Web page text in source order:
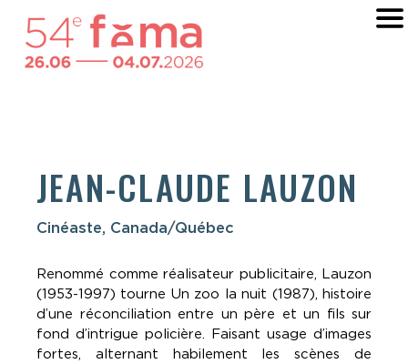
JEAN-CLAUDE LAUZON
Cinéaste, Canada/Québec
Renommé comme réalisateur publicitaire, Lauzon
(1953-1997) tourne Un zoo la nuit (1987), histoire
d’une réconciliation entre un père et un fils sur
fond d’intrigue policière. Faisant usage d’images
fortes, alternant habilement les scènes de